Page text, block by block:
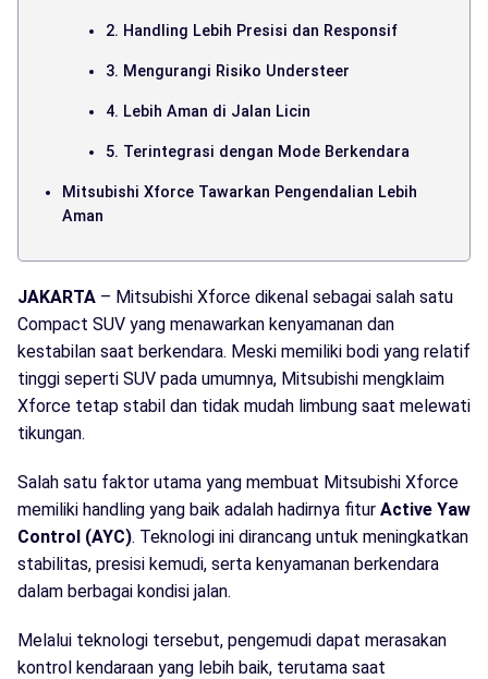
2. Handling Lebih Presisi dan Responsif
3. Mengurangi Risiko Understeer
4. Lebih Aman di Jalan Licin
5. Terintegrasi dengan Mode Berkendara
Mitsubishi Xforce Tawarkan Pengendalian Lebih
Aman
JAKARTA – Mitsubishi Xforce dikenal sebagai salah satu
Compact SUV yang menawarkan kenyamanan dan
kestabilan saat berkendara. Meski memiliki bodi yang relatif
tinggi seperti SUV pada umumnya, Mitsubishi mengklaim
Xforce tetap stabil dan tidak mudah limbung saat melewati
tikungan.
Salah satu faktor utama yang membuat Mitsubishi Xforce
memiliki handling yang baik adalah hadirnya fitur Active Yaw
Control (AYC). Teknologi ini dirancang untuk meningkatkan
stabilitas, presisi kemudi, serta kenyamanan berkendara
dalam berbagai kondisi jalan.
Melalui teknologi tersebut, pengemudi dapat merasakan
kontrol kendaraan yang lebih baik, terutama saat